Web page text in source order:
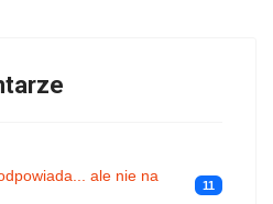
ale nie na
11